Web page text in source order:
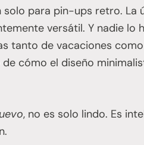
para pin-ups retro. La
versátil. Y nadie lo
tanto de vacaciones
cómo el diseño
, no es solo lindo. Es